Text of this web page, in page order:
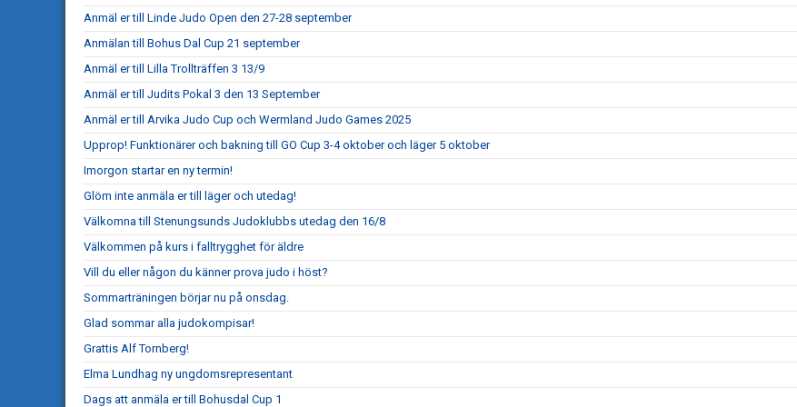
Anmäl er till Linde Judo Open den 27-28 september
Anmälan till Bohus Dal Cup 21 september
Anmäl er till Lilla Trollträffen 3 13/9
Anmäl er till Judits Pokal 3 den 13 September
Anmäl er till Arvika Judo Cup och Wermland Judo Games 2025
Upprop! Funktionärer och bakning till GO Cup 3-4 oktober och läger 5 oktober
Imorgon startar en ny termin!
Glöm inte anmäla er till läger och utedag!
Välkomna till Stenungsunds Judoklubbs utedag den 16/8
Välkommen på kurs i falltrygghet för äldre
Vill du eller någon du känner prova judo i höst?
Sommarträningen börjar nu på onsdag.
Glad sommar alla judokompisar!
Grattis Alf Tornberg!
Elma Lundhag ny ungdomsrepresentant
Dags att anmäla er till Bohusdal Cup 1